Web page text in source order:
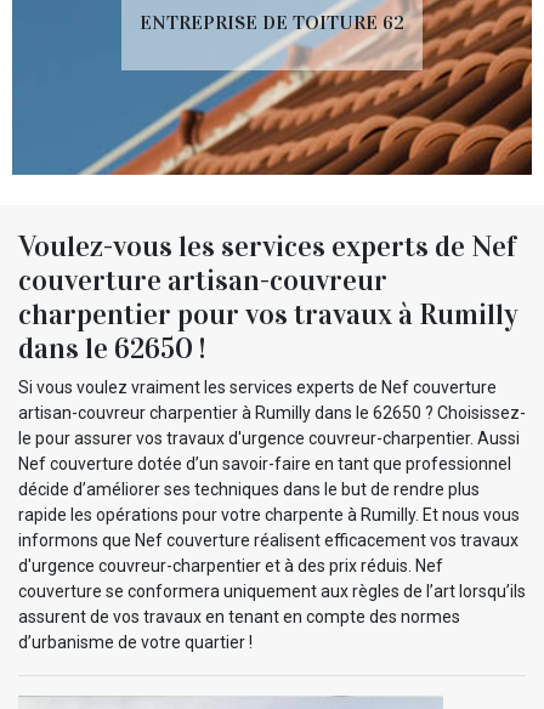
ENTREPRISE DE TOITURE 62
Voulez-vous les services experts de Nef
couverture artisan-couvreur
charpentier pour vos travaux à Rumilly
dans le 62650 !
Si vous voulez vraiment les services experts de Nef couverture
artisan-couvreur charpentier à Rumilly dans le 62650 ? Choisissez-
le pour assurer vos travaux d'urgence couvreur-charpentier. Aussi
Nef couverture dotée d’un savoir-faire en tant que professionnel
décide d’améliorer ses techniques dans le but de rendre plus
rapide les opérations pour votre charpente à Rumilly. Et nous vous
informons que Nef couverture réalisent efficacement vos travaux
d'urgence couvreur-charpentier et à des prix réduis. Nef
couverture se conformera uniquement aux règles de l’art lorsqu’ils
assurent de vos travaux en tenant en compte des normes
d’urbanisme de votre quartier !